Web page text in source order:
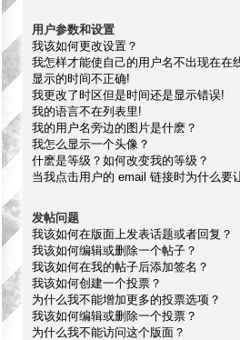
用户参数和设置
我该如何更改设置？
我怎样才能使自己的用户名不出现在在
显示的时间不正确!
我更改了时区但是时间还是显示错误!
我的语言不在列表里!
我的用户名旁边的图片是什麽？
我怎么显示一个头像？
什麽是等级？如何改变我的等级？
当我点击用户的 email 链接时为什么要
发帖问题
我该如何在版面上发表话题或者回复？
我该如何编辑或删除一个帖子？
我该如何在我的帖子后添加签名？
我该如何创建一个投票？
为什么我不能增加更多的投票选项？
我该如何编辑或删除一个投票？
为什么我不能访问这个版面？